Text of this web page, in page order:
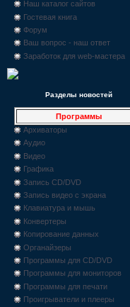
Наш каталог сайтов
Гостевая книга
Форум
Ваш вопрос - наш ответ
Заработок для web-мастера
Разделы новостей
Программы
Архиваторы
Аудио
Видео
Графика
Запись CD/DVD
Запись видео с экрана
Клавиатура и мышь
Конвертеры
Копирование данных
Органайзеры
Программы для CD/DVD
Программы для мониторов
Программы для печати
Проигрыватели и плееры